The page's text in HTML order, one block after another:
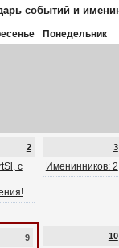
событий и
Понедельник
2
с
3
Именинников: 2
9 10